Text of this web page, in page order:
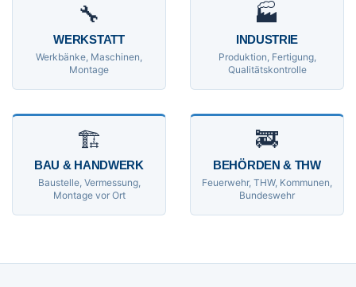
🔧
WERKSTATT
Werkbänke, Maschinen,
Montage
🏭
INDUSTRIE
Produktion, Fertigung,
Qualitätskontrolle
🏗
BAU & HANDWERK
Baustelle, Vermessung,
Montage vor Ort
🚒
BEHÖRDEN & THW
Feuerwehr, THW, Kommunen,
Bundeswehr